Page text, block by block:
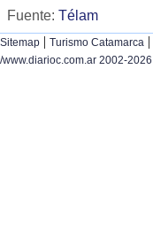
Fuente: Télam
Sitemap | Turismo Catamarca |
/www.diarioc.com.ar 2002-2026